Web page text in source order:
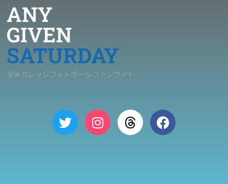
ANY
GIVEN
SATURDAY
全米カレッジフットボールファンサイト